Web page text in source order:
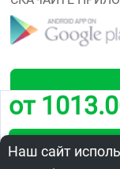
от
Наш сайт